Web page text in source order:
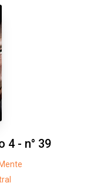
4 - n° 39